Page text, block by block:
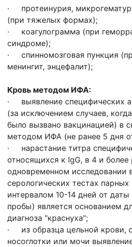
· протеинурия,
(при тяжелых формах);
· коагулограмма (при
синдроме);
· спинномозговая пункция
менингит, энцефалит);
Кровь методом ИФА:
· выявление специфических
(за исключением случаев,
было вызвано вакцинацией) в
методом ИФА (не ранее 5 дня
· нарастание титра
относящихся к IgG, в 4 и более
одновременном исследовании
серологических тестах
интервалом 10-14 дней от даты
пробы) является основанием
диагноза "краснуха";
· из образца цельной крови,
носоглотки или мочи